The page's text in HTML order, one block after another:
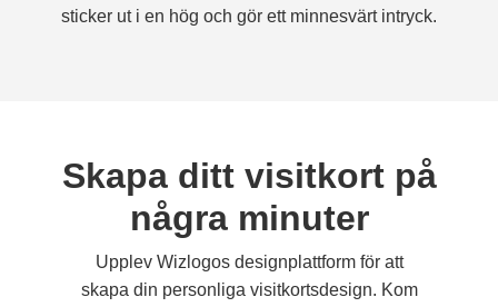
sticker ut i en hög och gör ett minnesvärt intryck.
Skapa ditt visitkort på
några minuter
Upplev Wizlogos designplattform för att
skapa din personliga visitkortsdesign. Kom